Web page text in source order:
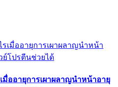
มื่ออายุการเผาผลาญนำหน้าอายุ